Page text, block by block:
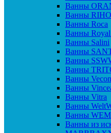
Ванны
Ванны RIHO
Ванны Roca
Ванны Royal
Ванны Salini
Ванны
Ванны
Ванны
Ванны
Ванны
Ванны Vitra
Ванны
Ванны
Ванны из